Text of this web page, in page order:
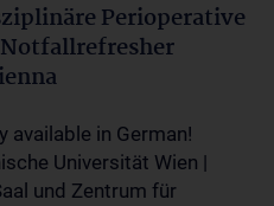
Perioperative
available in German!
Universität Wien |
und Zentrum für